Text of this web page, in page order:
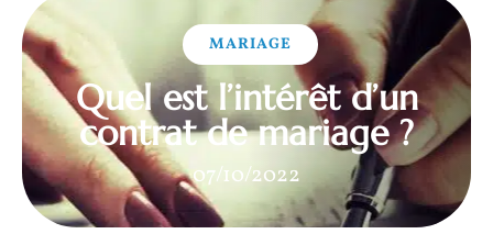
MARIAGE
Quel est l’intérêt d’un
contrat de mariage ?
07/10/2022